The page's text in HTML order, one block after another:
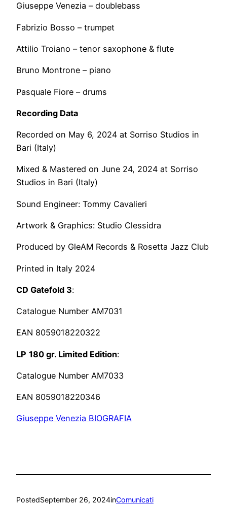
Giuseppe Venezia – doublebass
Fabrizio Bosso – trumpet
Attilio Troiano – tenor saxophone & flute
Bruno Montrone – piano
Pasquale Fiore – drums
Recording Data
Recorded on May 6, 2024 at Sorriso Studios in
Bari (Italy)
Mixed & Mastered on June 24, 2024 at Sorriso
Studios in Bari (Italy)
Sound Engineer: Tommy Cavalieri
Artwork & Graphics: Studio Clessidra
Produced by GleAM Records & Rosetta Jazz Club
Printed in Italy 2024
CD Gatefold 3:
Catalogue Number AM7031
EAN 8059018220322
LP 180 gr. Limited Edition:
Catalogue Number AM7033
EAN 8059018220346
Giuseppe Venezia BIOGRAFIA
PostedSeptember 26, 2024inComunicati